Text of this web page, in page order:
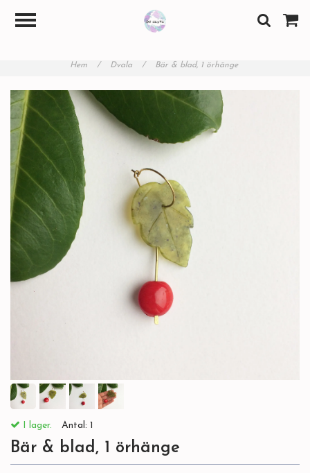
Hem / Dvala / Bär & blad, 1 örhänge
I lager. Antal: 1
Bär & blad, 1 örhänge